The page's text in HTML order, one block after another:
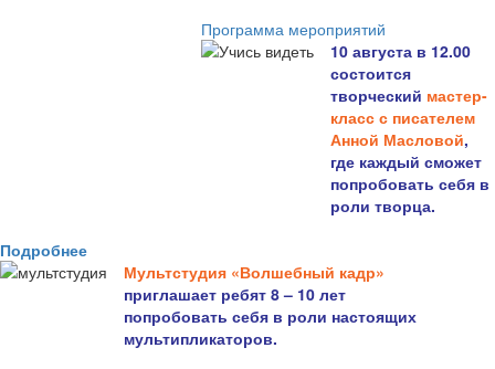
Программа мероприятий
10 августа в 12.00
состоится
творческий мастер-
класс с писателем
Анной Масловой,
где каждый сможет
попробовать себя в
роли творца.
Подробнее
Мультстудия «Волшебный кадр»
приглашает ребят 8 – 10 лет
попробовать себя в роли настоящих
мультипликаторов.